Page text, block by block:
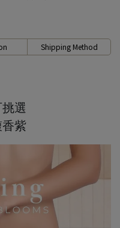
Shipping Method
選
紫